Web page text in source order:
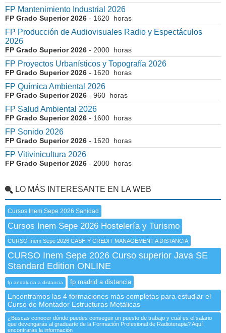
FP Mantenimiento Industrial 2026
FP Grado Superior 2026 - 1620 horas
FP Producción de Audiovisuales Radio y Espectáculos
2026
FP Grado Superior 2026 - 2000 horas
FP Proyectos Urbanísticos y Topografía 2026
FP Grado Superior 2026 - 1620 horas
FP Química Ambiental 2026
FP Grado Superior 2026 - 960 horas
FP Salud Ambiental 2026
FP Grado Superior 2026 - 1600 horas
FP Sonido 2026
FP Grado Superior 2026 - 1620 horas
FP Vitivinicultura 2026
FP Grado Superior 2026 - 2000 horas
LO MÁS INTERESANTE EN LA WEB
Cursos Inem Sepe 2026 Sanidad
Cursos Inem Sepe 2026 Hostelería y Turismo
CURSO Inem Sepe 2026 CASH Y CREDIT MANAGEMENT A DISTANCIA
CURSO Inem Sepe 2026 Curso superior Java SE
Standard Edition ONLINE
fp andalucia a distancia fp madrid a distancia
Encontramos las 4 formaciones más completas para estudiar el
Curso de Montador Estructuras Metálicas
¿Buscas conocer dónde puedes conseguir un puesto de trabajo y cuál es el salario
que devengarás al graduarte de la Formación Profesional de Radioterapia? Aquí
encontrarás la información